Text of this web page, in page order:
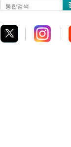
통합검색